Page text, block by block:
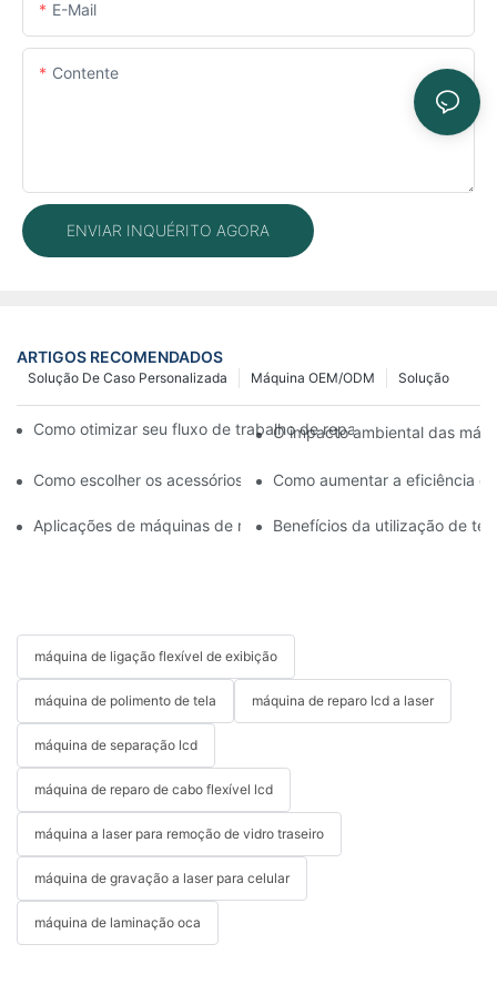
E-Mail
Contente
ENVIAR INQUÉRITO AGORA
ARTIGOS RECOMENDADOS
Solução
Máquina OEM/ODM
Solução De Caso Personalizada
Como otimizar seu fluxo de trabalho de reparo de celulares
O impacto ambiental das
Como escolher os acessórios certos para sua máquina de
Como aumentar a eficiência
Aplicações de máquinas de reparo de celulares na
Benefícios da utilização de
máquina de ligação flexível de exibição
máquina de polimento de tela máquina de reparo lcd a laser
máquina de separação lcd
máquina de reparo de cabo flexível lcd
máquina a laser para remoção de vidro traseiro
máquina de gravação a laser para celular
máquina de laminação oca